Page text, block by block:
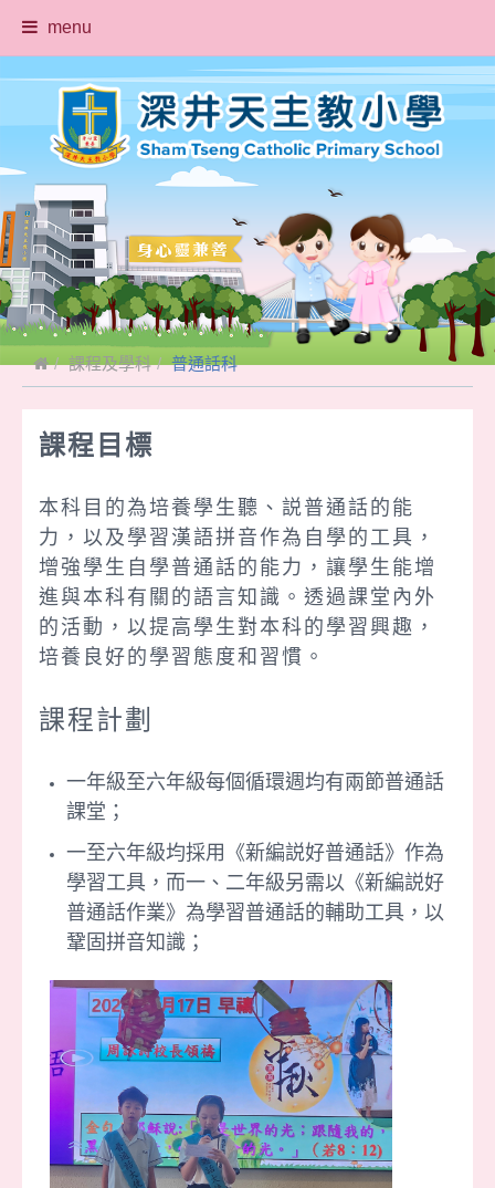
menu
課程及學科 普通話科
課程目標
本科目的為培養學生聽、説普通話的能
力，以及學習漢語拼音作為自學的工具，
增強學生自學普通話的能力，讓學生能增
進與本科有關的語言知識。透過課堂內外
的活動，以提高學生對本科的學習興趣，
培養良好的學習態度和習慣。
課程計劃
一年級至六年級每個循環週均有兩節普通話
課堂；
一至六年級均採用《新編説好普通話》作為
學習工具，而一、二年級另需以《新編説好
普通話作業》為學習普通話的輔助工具，以
鞏固拼音知識；